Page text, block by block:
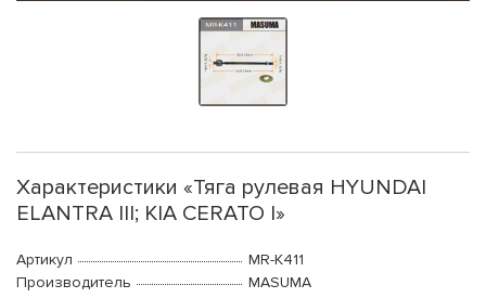
Характеристики «Тяга рулевая HYUNDAI
ELANTRA III; KIA CERATO I»
Артикул
MR-K411
Производитель
MASUMA